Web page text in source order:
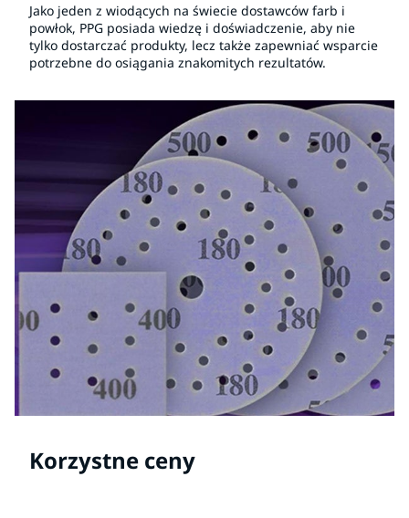
Jako jeden z wiodących na świecie dostawców farb i
powłok, PPG posiada wiedzę i doświadczenie, aby nie
tylko dostarczać produkty, lecz także zapewniać wsparcie
potrzebne do osiągania znakomitych rezultatów.
Korzystne ceny